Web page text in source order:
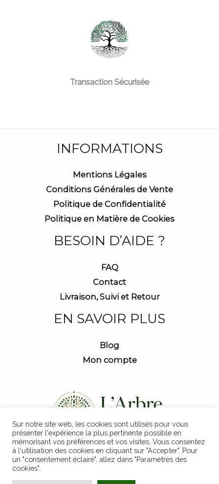
Transaction Sécurisée
INFORMATIONS
Mentions Légales
Conditions Générales de Vente
Politique de Confidentialité
Politique en Matière de Cookies
BESOIN D’AIDE ?
FAQ
Contact
Livraison, Suivi et Retour
EN SAVOIR PLUS
Blog
Mon compte
Sur notre site web, les cookies sont utilisés pour vous
présenter l'expérience la plus pertinente possible en
mémorisant vos préférences et vos visites. Vous consentez
à l'utilisation des cookies en cliquant sur "Accepter". Pour
un "consentement éclairé", allez dans "Paramètres des
cookies".